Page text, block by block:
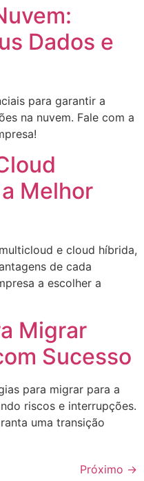
Dados e
para garantir a
na nuvem. Fale com a
Melhor
e cloud híbrida,
de cada
a escolher a
Migrar
Sucesso
para migrar para a
riscos e interrupções.
uma transição
Próximo →